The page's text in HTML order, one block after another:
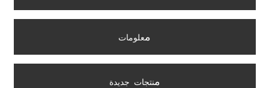
معلومات
منتجات جديدة